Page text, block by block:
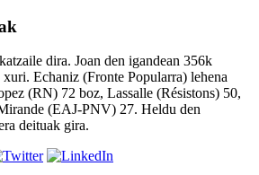
dira. Joan den igandean 356k
Echaniz (Fronte Popularra) lehena
(RN) 72 boz, Lassalle (Résistons) 50,
(EAJ-PNV) 27. Heldu den
deituak gira.